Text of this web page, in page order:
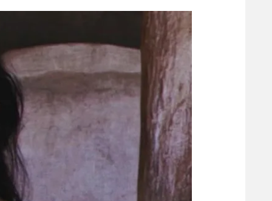
תקנון משתתפים וזוכים בפרסים
תקנון עבור פעילות אלקטרה
תקנון עבור פעילות ספורט 1 – "מרלן"
גיימינג E-Sports
תנאי שימוש
מדיניות פרטיות
תקנון פעילות ספורט 1
רשיון להקרנה פומבית לבית עסק
מכבי
בני